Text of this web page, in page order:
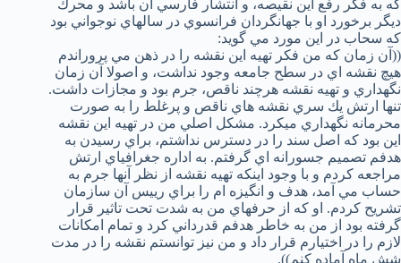
كه به فكر رفع اين نقيصه، و انتشار فارسي آن باشد و محرك
ديگر برخورد او با جهانگردان فرانسوي در سالهاي نوجواني بود
كه سحاب در اين مورد مي گويد:
((آن زمان كه من فكر تهيه اين نقشه را در ذهن مي پروراندم
هيچ نقشه اي در سطح جامعه وجود نداشت، و اصولا آن زمان
نگهداري و تهيه نقشه هرچند ناقص، جرم بود و مجازات داشت.
تنها ارتش يك سري نقشه هاي ناقص و پرغلط را به صورت
محرمانه نگهداري ميكرد. مشكل اصلي من در تهيه اين نقشه
اين بود كه اصل سند را در دسترس نداشتم، براي رسيدن به
هدفم تصميم جسورانه اي گرفتم. به اداره جغرافياي ارتش
مراجعه كردم و با وجود اينكه تهيه نقشه از نظر آنها جرم به
حساب مي آمد، هدف و انگيزه ام را براي رييس آن سازمان
تشريح كردم. او كه از حرفهاي من به شدت تحت تاثير قرار
گرفته بود از من به خاطر هدفم قدرداني كرد و تمام امكانات
لازم را در اختيارم قرار داد و من نيز توانستم نقشه را در مدت
شش ماه آماده كنم)).